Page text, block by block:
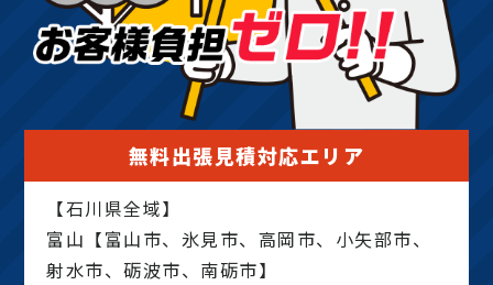
無料出張見積対応エリア
【石川県全域】
富山【富山市、氷見市、高岡市、小矢部市、
射水市、砺波市、南砺市】